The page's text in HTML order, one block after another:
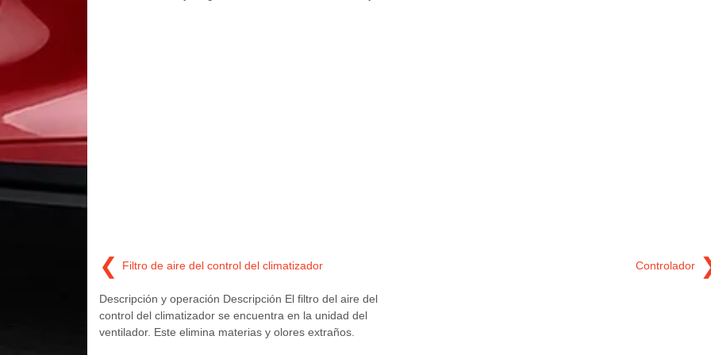
❮ Filtro de aire del control del climatizador
Descripción y operación Descripción El filtro del aire del
control del climatizador se encuentra en la unidad del
ventilador. Este elimina materias y olores extraños.
Controlador